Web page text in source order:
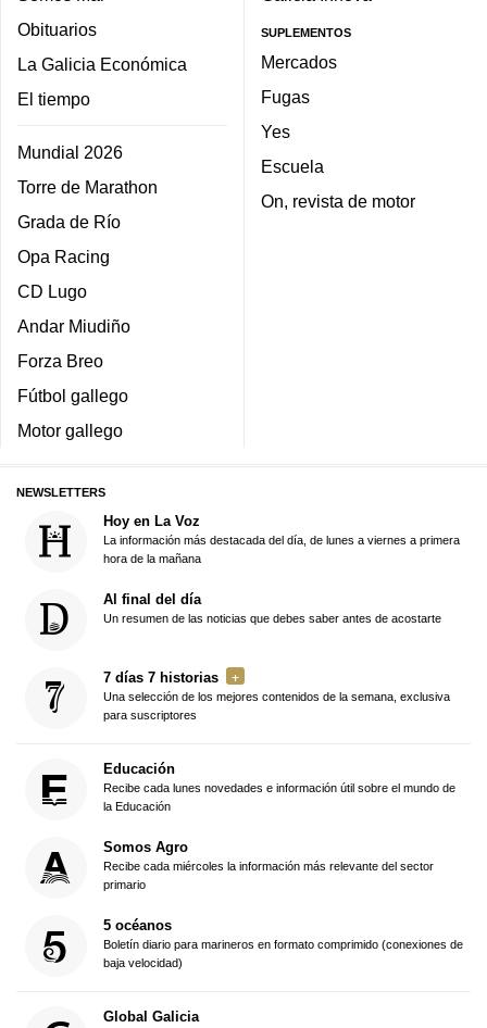
Obituarios
La Galicia Económica
El tiempo
Mundial 2026
Torre de Marathon
Grada de Río
Opa Racing
CD Lugo
Andar Miudiño
Forza Breo
Fútbol gallego
Motor gallego
SUPLEMENTOS
Mercados
Fugas
Yes
Escuela
On, revista de motor
NEWSLETTERS
Hoy en La Voz
La información más destacada del día, de lunes a viernes a primera
hora de la mañana
Al final del día
Un resumen de las noticias que debes saber antes de acostarte
7 días 7 historias
Una selección de los mejores contenidos de la semana, exclusiva
para suscriptores
Educación
Recibe cada lunes novedades e información útil sobre el mundo de
la Educación
Somos Agro
Recibe cada miércoles la información más relevante del sector
primario
5 océanos
Boletín diario para marineros en formato comprimido (conexiones de
baja velocidad)
Global Galicia